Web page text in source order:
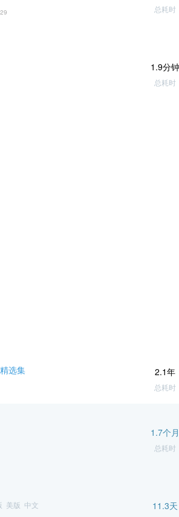
总耗时
1.9分钟
总耗时
选集 2.1年
总耗时
1.7个月
总耗时
美版 中文 11.3天